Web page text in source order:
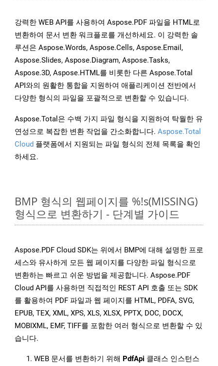
강력한 WEB API를 사용하여 Aspose.PDF 파일을 HTML로
변환하여 문서 변환 워크플로를 개선하세요. 이 강력한 솔
루션은 Aspose.Words, Aspose.Cells, Aspose.Email,
Aspose.Slides, Aspose.Diagram, Aspose.Tasks,
Aspose.3D, Aspose.HTML를 비롯한 다른 Aspose.Total
API와의 원활한 통합을 지원하여 애플리케이션 전반에서
다양한 형식의 파일을 포괄적으로 변환할 수 있습니다.
Aspose.Total은 수백 가지 파일 형식을 지원하여 탁월한 유
연성으로 복잡한 변환 작업을 간소화합니다. Aspose.Total
Cloud 플랫폼에서 지원되는 파일 형식의 전체 목록을 확인
하세요.
BMP 형식의 웹페이지를 %!s(MISSING)
형식으로 변환하기 - 단계별 가이드
Aspose.PDF Cloud SDK는 위에서 BMP에 대해 설명한 프로
세스와 유사하게 모든 웹 페이지를 다양한 파일 형식으로
변환하는 빠르고 쉬운 방법을 제공합니다. Aspose.PDF
Cloud API를 사용하면 직접적인 REST API 호출 또는 SDK
를 활용하여 PDF 파일과 웹 페이지를 HTML, PDFA, SVG,
EPUB, TEX, XML, XPS, XLS, XLSX, PPTX, DOC, DOCX,
MOBIXML, EMF, TIFF를 포함한 여러 형식으로 변환할 수 있
습니다.
WEB 문서를 변환하기 위해 PdfApi 클래스 인스턴스